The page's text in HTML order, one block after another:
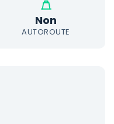
Non
AUTOROUTE